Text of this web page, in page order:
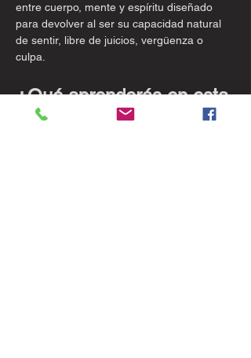
entre cuerpo, mente y espíritu diseñado
para devolver al ser su capacidad natural
de sentir, libre de juicios, vergüenza o
culpa.
¿Qué aprenderás en esta
formación?